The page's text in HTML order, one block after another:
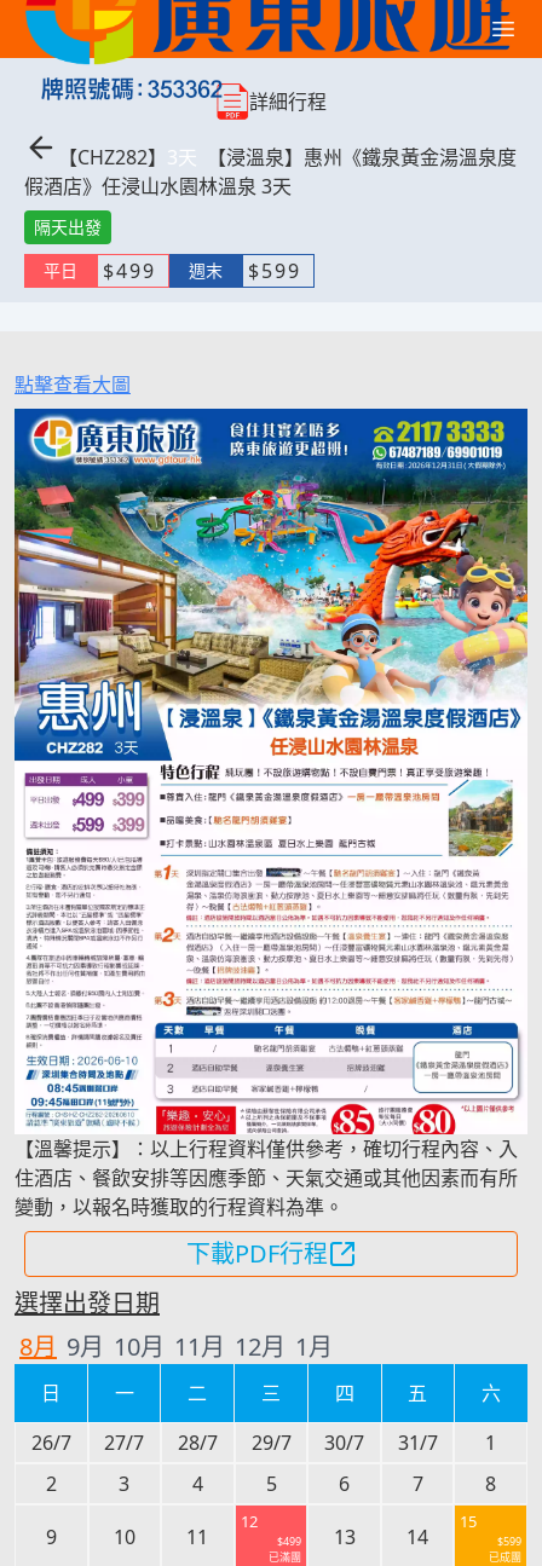
【CHZ282】 3天
【浸溫泉】惠州《鐵泉黃金湯溫泉度
假酒店》任浸山水園林溫泉 3天
隔天出發
平日
$499 週末 $599
詳細行程
點擊查看大圖
【溫馨提示】：以上行程資料僅供參考，確切行程內容、入
住酒店、餐飲安排等因應季節、天氣交通或其他因素而有所
變動，以報名時獲取的行程資料為準。
下載PDF行程
選擇出發日期
8月 9月 10月 11月 12月 1月
日 一 二 三 四 五
六
26/7
27/7 28/7 29/7 30/7 31/7
1
2
3 4 5 6 7 8
9 10 11
12
$499
已滿團
13 14
15
$599
已成團